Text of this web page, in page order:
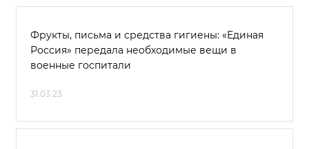
Фрукты, письма и средства гигиены: «Единая
Россия» передала необходимые вещи в
военные госпитали
31.03.23